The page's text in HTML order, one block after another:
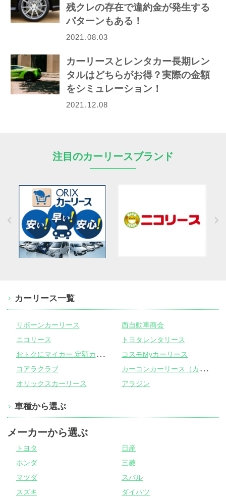
残クレの存在で違約金が発生する
パターンもある！
2021.08.03
カーリースとレンタカー長期レン
タルはどちらがお得？実際の金額
をシミュレーション！
2021.12.08
注目のカーリースブランド
カーリース一覧
リボーンカーリース
西自動車商会
ニコリース
トヨタレンタリース
お
トクにマイカー 定額カルモくん
コスモMyカーリース
コアラクラブ
カ
ーコンカーリース（カーコンビニ倶楽部）
オリックスカーリース アラジン
車種から選ぶ
メーカーから選ぶ
トヨタ
日産
ホンダ
三菱
マツダ
スバル
スズキ
ダイハツ